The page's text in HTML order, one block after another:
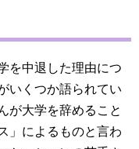
を中退した理由につ
いくつか語られてい
が大学を辞めること
」によるものと言わ